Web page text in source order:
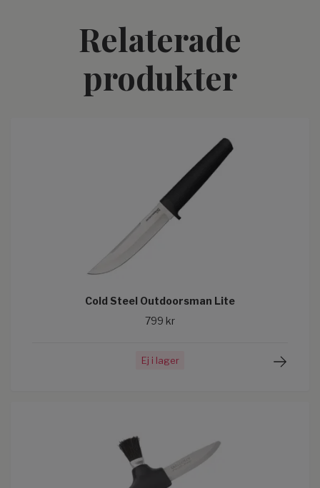
Relaterade
produkter
Cold Steel Outdoorsman Lite
799 kr
Ej i lager